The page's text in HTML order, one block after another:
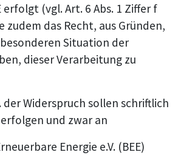
erfolgt (vgl. Art. 6 Abs. 1 Ziffer f
zudem das Recht, aus Gründen,
Situation der
dieser Verarbeitung zu
der Widerspruch sollen schriftlich
und zwar an
Energie e.V. (BEE)